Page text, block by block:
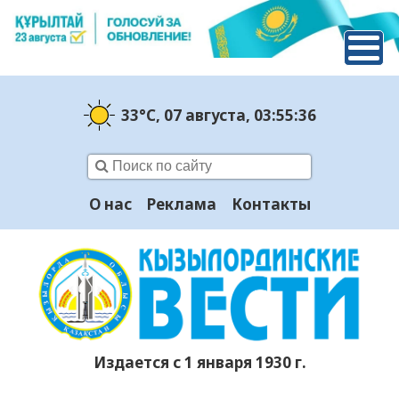
33°C, 07 августа, 03:55:37
О нас Реклама Контакты
Издается с 1 января 1930 г.